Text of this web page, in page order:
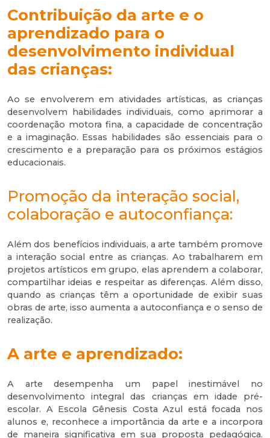
Contribuição da arte e o
aprendizado para o
desenvolvimento individual
das crianças:
Ao se envolverem em atividades artísticas, as crianças
desenvolvem habilidades individuais, como aprimorar a
coordenação motora fina, a capacidade de concentração
e a imaginação. Essas habilidades são essenciais para o
crescimento e a preparação para os próximos estágios
educacionais.
Promoção da interação social,
colaboração e autoconfiança:
Além dos benefícios individuais, a arte também promove
a interação social entre as crianças. Ao trabalharem em
projetos artísticos em grupo, elas aprendem a colaborar,
compartilhar ideias e respeitar as diferenças. Além disso,
quando as crianças têm a oportunidade de exibir suas
obras de arte, isso aumenta a autoconfiança e o senso de
realização.
A arte e aprendizado:
A arte desempenha um papel inestimável no
desenvolvimento integral das crianças em idade pré-
escolar. A Escola Gênesis Costa Azul está focada nos
alunos e, reconhece a importância da arte e a incorpora
de maneira significativa em sua proposta pedagógica.